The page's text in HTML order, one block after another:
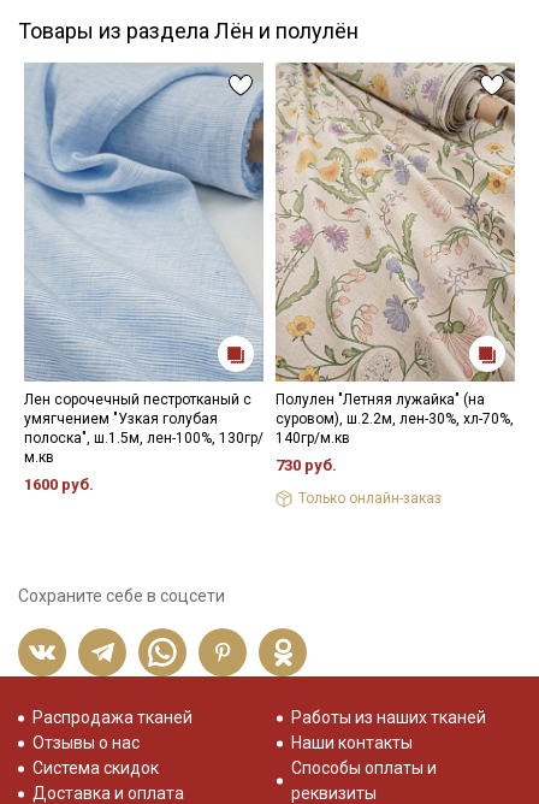
Товары из раздела Лён и полулён
Лен сорочечный пестротканый с
умягчением "Узкая голубая
полоска", ш.1.5м, лен-100%, 130гр/
м.кв
1600 руб.
Полулен "Летняя лужайка" (на
суровом), ш.2.2м, лен-30%, хл-70%,
140гр/м.кв
730 руб.
Только онлайн-заказ
Сохраните себе в соцсети
Распродажа тканей
Отзывы о нас
Система скидок
Доставка и оплата
Работы из наших тканей
Наши контакты
Способы оплаты и
реквизиты